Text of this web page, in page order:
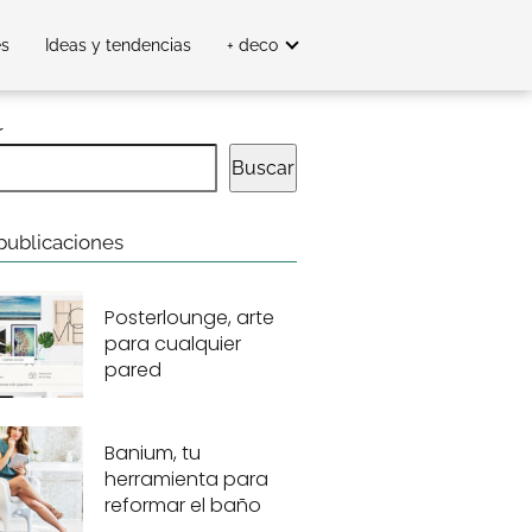
Ideas y tendencias + deco
Buscar
Posterlounge, arte
para cualquier
pared
Banium, tu
herramienta para
reformar el baño